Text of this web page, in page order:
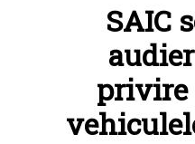
SAIC
privire